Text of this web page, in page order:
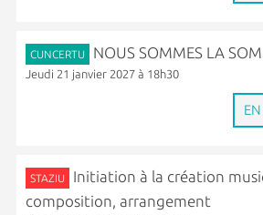
CUNCERTU NOUS SOMMES LA
Jeudi 21 janvier 2027 à 18h30
STAZIU
Initiation à la création
composition, arrangement